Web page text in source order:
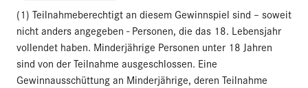
(1) Teilnahmeberechtigt an diesem Gewinnspiel sind – soweit
nicht anders angegeben - Personen, die das 18. Lebensjahr
vollendet haben. Minderjährige Personen unter 18 Jahren
sind von der Teilnahme ausgeschlossen. Eine
Gewinnausschüttung an Minderjährige, deren Teilnahme